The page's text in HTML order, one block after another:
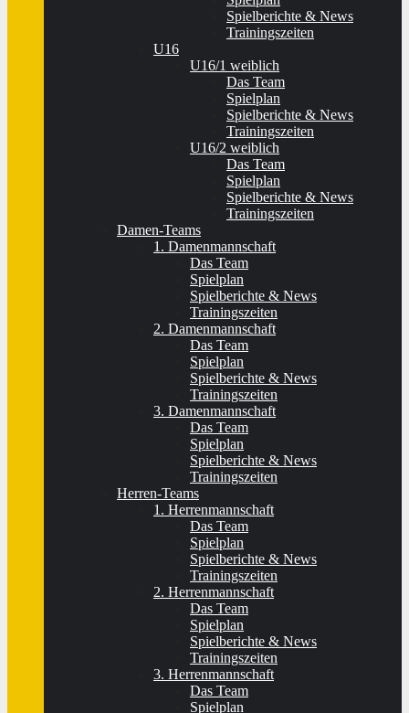
Spielberichte & News
Trainingszeiten
U16
U16/1 weiblich
Das Team
Spielplan
Spielberichte & News
Trainingszeiten
U16/2 weiblich
Das Team
Spielplan
Spielberichte & News
Trainingszeiten
Damen-Teams
1. Damenmannschaft
Das Team
Spielplan
Spielberichte & News
Trainingszeiten
2. Damenmannschaft
Das Team
Spielplan
Spielberichte & News
Trainingszeiten
3. Damenmannschaft
Das Team
Spielplan
Spielberichte & News
Trainingszeiten
Herren-Teams
1. Herrenmannschaft
Das Team
Spielplan
Spielberichte & News
Trainingszeiten
2. Herrenmannschaft
Das Team
Spielplan
Spielberichte & News
Trainingszeiten
3. Herrenmannschaft
Das Team
Spielplan